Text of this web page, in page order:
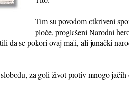
Tim su povodom otkriveni
ploče, proglašeni Narodni
da se pokori ovaj mali, ali junački
za goli život protiv mnogo jačih